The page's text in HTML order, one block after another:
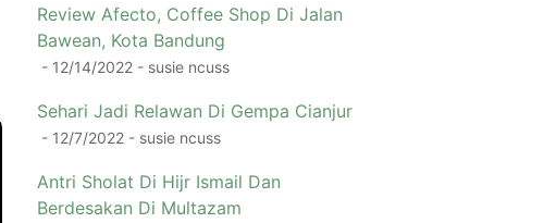
Review Afecto, Coffee Shop Di Jalan
Bawean, Kota Bandung
- 12/14/2022 - susie ncuss
Sehari Jadi Relawan Di Gempa Cianjur
- 12/7/2022 - susie ncuss
Antri Sholat Di Hijr Ismail Dan
Berdesakan Di Multazam